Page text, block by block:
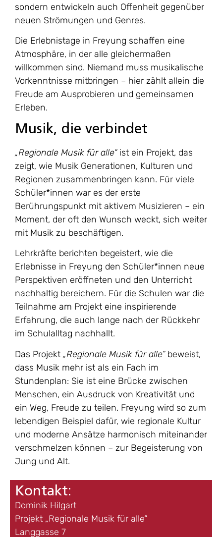
sondern entwickeln auch Offenheit gegenüber
neuen Strömungen und Genres.
Die Erlebnistage in Freyung schaffen eine
Atmosphäre, in der alle gleichermaßen
willkommen sind. Niemand muss musikalische
Vorkenntnisse mitbringen – hier zählt allein die
Freude am Ausprobieren und gemeinsamen
Erleben.
Musik, die verbindet
„Regionale Musik für alle“ist ein Projekt, das
zeigt, wie Musik Generationen, Kulturen und
Regionen zusammenbringen kann. Für viele
Schüler*innen war es der erste
Berührungspunkt mit aktivem Musizieren – ein
Moment, der oft den Wunsch weckt, sich weiter
mit Musik zu beschäftigen.
Lehrkräfte berichten begeistert, wie die
Erlebnisse in Freyung den Schüler*innen neue
Perspektiven eröffneten und den Unterricht
nachhaltig bereichern. Für die Schulen war die
Teilnahme am Projekt eine inspirierende
Erfahrung, die auch lange nach der Rückkehr
im Schulalltag nachhallt.
Das Projekt „Regionale Musik für alle“beweist,
dass Musik mehr ist als ein Fach im
Stundenplan: Sie ist eine Brücke zwischen
Menschen, ein Ausdruck von Kreativität und
ein Weg, Freude zu teilen. Freyung wird so zum
lebendigen Beispiel dafür, wie regionale Kultur
und moderne Ansätze harmonisch miteinander
verschmelzen können – zur Begeisterung von
Jung und Alt.
Kontakt:
Dominik Hilgart
Projekt „Regionale Musik für alle“
Langgasse 7